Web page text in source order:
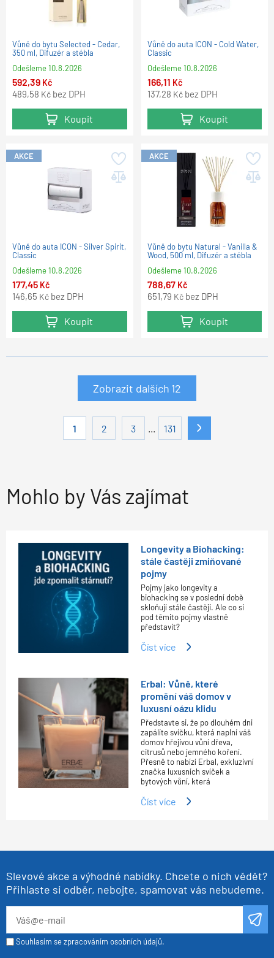
Vůně do bytu Selected - Cedar,
350 ml, Difuzér a stébla
Odešleme10.8.2026
592,39 Kč
489,58 Kč bez DPH
Koupit
Vůně do auta ICON - Cold Water,
Classic
Odešleme10.8.2026
166,11 Kč
137,28 Kč bez DPH
Koupit
AKCE
Vůně do auta ICON - Silver Spirit,
Classic
Odešleme10.8.2026
177,45 Kč
146,65 Kč bez DPH
Koupit
AKCE
Vůně do bytu Natural - Vanilla &
Wood, 500 ml, Difuzér a stébla
Odešleme10.8.2026
788,67 Kč
651,79 Kč bez DPH
Koupit
1 2 3 131
Zobrazit dalších 12
Mohlo by Vás zajímat
Longevity a Biohacking:
stále častěji zmiňované
pojmy
Pojmy jako longevity a
biohacking se v poslední době
skloňují stále častěji. Ale co si
pod těmito pojmy vlastně
představit?
Číst více
Erbal: Vůně, které
promění váš domov v
luxusní oázu klidu
Představte si, že po dlouhém dni
zapálíte svíčku, která naplní váš
domov hřejivou vůní dřeva,
citrusů nebo jemného koření.
Přesně to nabízí Erbal, exkluzivní
značka luxusních svíček a
bytových vůní, která
Číst více
Slevové akce a výhodné nabídky. Chcete o nich vědět?
Přihlaste si odběr, nebojte, spamovat vás nebudeme.
Souhlasím se zpracováním osobních údajů.